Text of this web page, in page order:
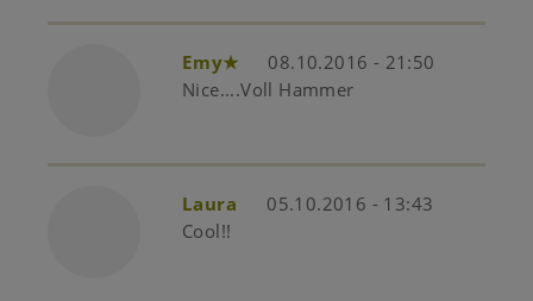
Emy★
08.10.2016 - 21:50
Nice....Voll Hammer
Laura
05.10.2016 - 13:43
Cool!!